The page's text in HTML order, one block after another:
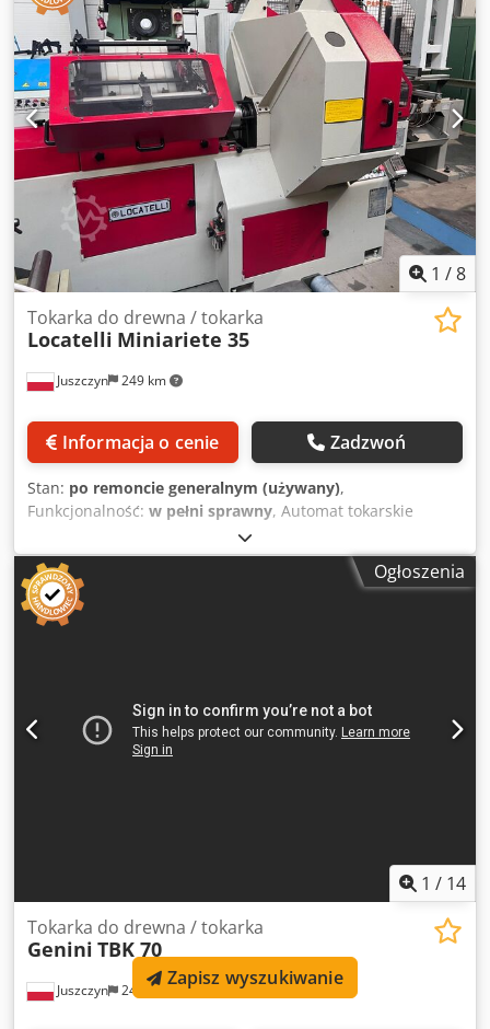
1 /8
Juszczyn 249 km
Tokarka do drewna / tokarka
Locatelli Miniariete 35
Informacja o cenie Zadzwoń
Stan: po remoncie generalnym (używany),
Funkcjonalność: w pełni sprawny, Automat tokarskie
Locatelli Miniariete 35 Długość materiał max 1000
Maksymalna długość obrabianego materiału 100mm
Csdpfx Asx Ar Ivog Uerf Automatyczny podajnik materiału
Certyfikat CE Kompletna dokumentacja DTR Silnik główny o
mocy 3/4kw
Ogłoszenia
1 / 14
Juszczyn 249 km
Tokarka do drewna / tokarka
Genini TBK 70
Zapisz wyszukiwanie